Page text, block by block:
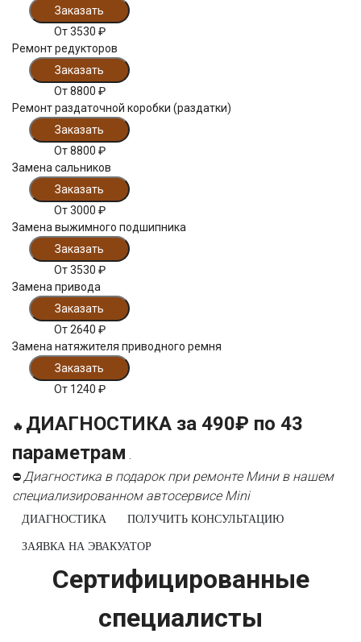
Заказать
От3530 ₽
Ремонт редукторов
Заказать
От8800 ₽
Ремонт раздаточной коробки (раздатки)
Заказать
От8800 ₽
Замена сальников
Заказать
От3000 ₽
Замена выжимного подшипника
Заказать
От3530 ₽
Замена привода
Заказать
От2640 ₽
Замена натяжителя приводного ремня
Заказать
От 1240 ₽
🔥 ДИАГНОСТИКА за 490₽ по 43
параметрам
⛔Диагностика в подарок при ремонте Мини в нашем
специализированном автосервисе Mini
ДИАГНОСТИКА ПОЛУЧИТЬ КОНСУЛЬТАЦИЮ
ЗАЯВКА НА ЭВАКУАТОР
Сертифицированные
специалисты